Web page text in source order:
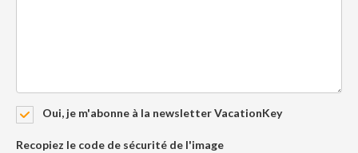
Oui, je m'abonne à la newsletter VacationKey
Recopiez le code de sécurité de l'image